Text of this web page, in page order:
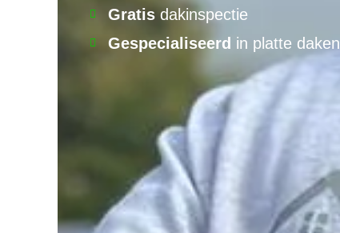
Gratisdakinspectie
Gespecialiseerd in platte daken